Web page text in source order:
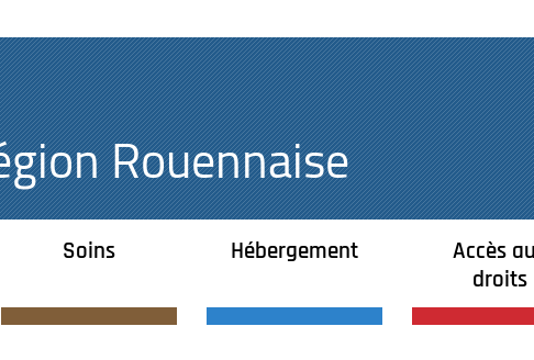
Rouennaise
Soins Hébergement
Accès
droits